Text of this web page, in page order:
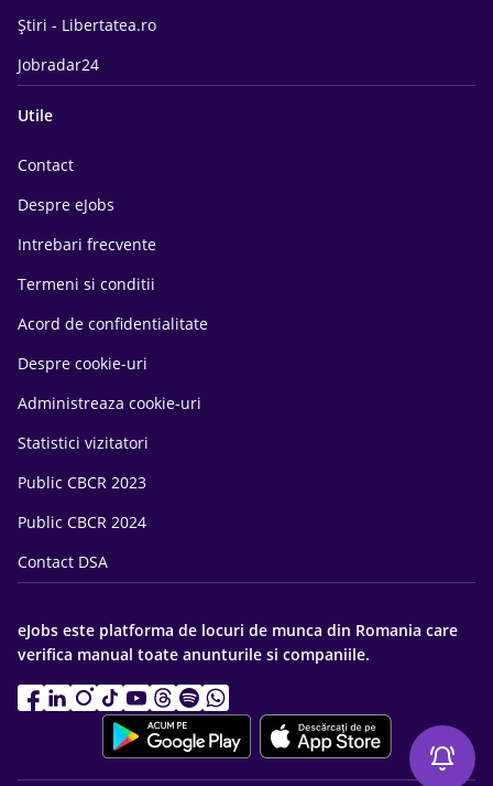
Știri - Libertatea.ro
Jobradar24
Utile
Contact
Despre eJobs
Intrebari frecvente
Termeni si conditii
Acord de confidentialitate
Despre cookie-uri
Administreaza cookie-uri
Statistici vizitatori
Public CBCR 2023
Public CBCR 2024
Contact DSA
eJobs este platforma de locuri de munca din Romania care
verifica manual toate anunturile si companiile.